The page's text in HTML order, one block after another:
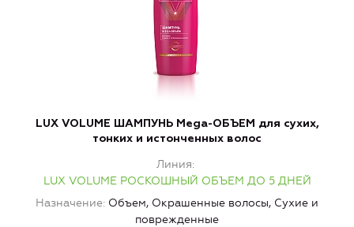
LUX VOLUME ШАМПУНЬ Mega-ОБЪЕМ для сухих,
тонких и истонченных волос
Линия
LUX VOLUME РОСКОШНЫЙ ОБЪЕМ ДО 5 ДНЕЙ
Назначение Объем, Окрашенные волосы, Сухие и
поврежденные